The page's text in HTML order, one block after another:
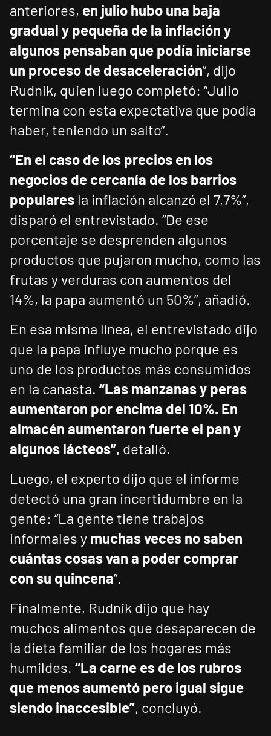
anteriores, en julio hubo una baja
gradual y pequeña de la inflación y
algunos pensaban que podía iniciarse
un proceso de desaceleración”, dijo
Rudnik, quien luego completó: “Julio
termina con esta expectativa que podía
haber, teniendo un salto”.
“En el caso de los precios en los
negocios de cercanía de los barrios
populares la inflación alcanzó el 7,7%”,
disparó el entrevistado. “De ese
porcentaje se desprenden algunos
productos que pujaron mucho, como las
frutas y verduras con aumentos del
14%, la papa aumentó un 50%”, añadió.
En esa misma línea, el entrevistado dijo
que la papa influye mucho porque es
uno de los productos más consumidos
en la canasta. “Las manzanas y peras
aumentaron por encima del 10%. En
almacén aumentaron fuerte el pan y
algunos lácteos”, detalló.
Luego, el experto dijo que el informe
detectó una gran incertidumbre en la
gente: “La gente tiene trabajos
informales y muchas veces no saben
cuántas cosas van a poder comprar
con su quincena”.
Finalmente, Rudnik dijo que hay
muchos alimentos que desaparecen de
la dieta familiar de los hogares más
humildes. “La carne es de los rubros
que menos aumentó pero igual sigue
siendo inaccesible”, concluyó.